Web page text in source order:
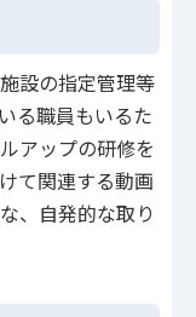
設の指定管理等
る職員もいるた
アップの研修を
て関連する動画
、自発的な取り